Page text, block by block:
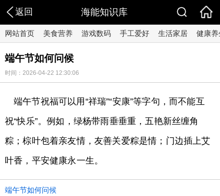
返回 海能知识库
网站首页 美食营养 游戏数码 手工爱好 生活家居 健康养
端午节如何问候
时间：2026-04-22 12:30:06
端午节祝福可以用“祥瑞”“安康”等字句，而不能互
祝“快乐”。例如，绿杨带雨垂垂重，五艳新丝缠角
粽；棕叶包着亲友情，友善关爱粽是情；门边插上艾
叶香，平安健康永一生。
端午节如何问候